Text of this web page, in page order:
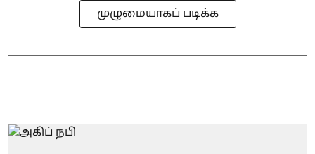
முழுமையாகப் படிக்க